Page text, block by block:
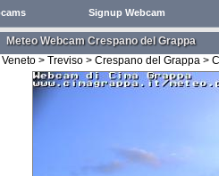
Signup Webcam
Meteo Webcam Crespano del Grappa
Veneto > Treviso > Crespano del Grappa >